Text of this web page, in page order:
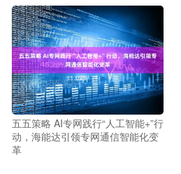
五五策略 AI专网践行“人工智能+”行
动，海能达引领专网通信智能化变
革